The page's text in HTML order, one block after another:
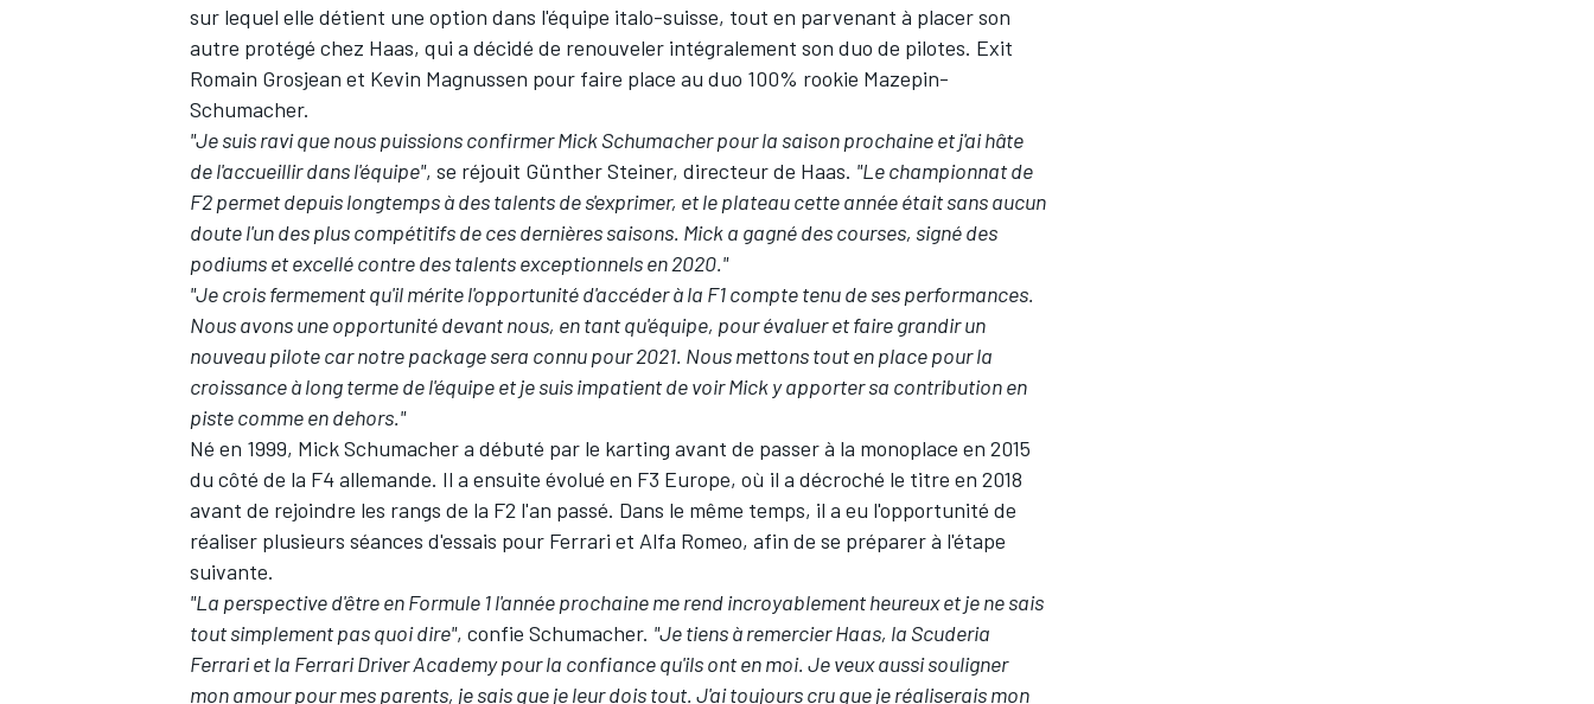
sur lequel elle détient une option dans l'équipe italo-suisse, tout en parvenant à placer son
autre protégé chez Haas, qui a décidé de renouveler intégralement son duo de pilotes. Exit
Romain Grosjean et Kevin Magnussen pour faire place au duo 100% rookie Mazepin-
Schumacher.
"Je suis ravi que nous puissions confirmer Mick Schumacher pour la saison prochaine et j'ai hâte
de l'accueillir dans l'équipe", se réjouit Günther Steiner, directeur de Haas. "Le championnat de
F2 permet depuis longtemps à des talents de s'exprimer, et le plateau cette année était sans aucun
doute l'un des plus compétitifs de ces dernières saisons. Mick a gagné des courses, signé des
podiums et excellé contre des talents exceptionnels en 2020."
"Je crois fermement qu'il mérite l'opportunité d'accéder à la F1 compte tenu de ses performances.
Nous avons une opportunité devant nous, en tant qu'équipe, pour évaluer et faire grandir un
nouveau pilote car notre package sera connu pour 2021. Nous mettons tout en place pour la
croissance à long terme de l'équipe et je suis impatient de voir Mick y apporter sa contribution en
piste comme en dehors."
Né en 1999, Mick Schumacher a débuté par le karting avant de passer à la monoplace en 2015
du côté de la F4 allemande. Il a ensuite évolué en F3 Europe, où il a décroché le titre en 2018
avant de rejoindre les rangs de la F2 l'an passé. Dans le même temps, il a eu l'opportunité de
réaliser plusieurs séances d'essais pour Ferrari et Alfa Romeo, afin de se préparer à l'étape
suivante.
"La perspective d'être en Formule 1 l'année prochaine me rend incroyablement heureux et je ne sais
tout simplement pas quoi dire", confie Schumacher. "Je tiens à remercier Haas, la Scuderia
Ferrari et la Ferrari Driver Academy pour la confiance qu'ils ont en moi. Je veux aussi souligner
mon amour pour mes parents, je sais que je leur dois tout. J'ai toujours cru que je réaliserais mon